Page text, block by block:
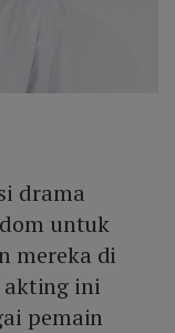
drama
untuk
mereka di
akting ini
pemain